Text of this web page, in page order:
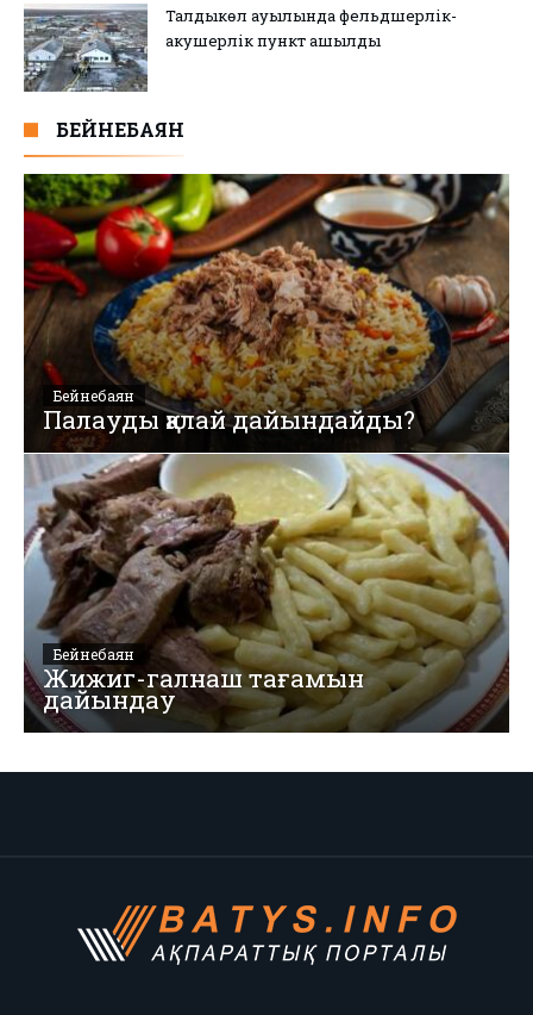
Талдыкөл ауылында фельдшерлік-
акушерлік пункт ашылды
БЕЙНЕБАЯН
Бейнебаян
Палауды қалай дайындайды?
Бейнебаян
Жижиг-галнаш тағамын
дайындау